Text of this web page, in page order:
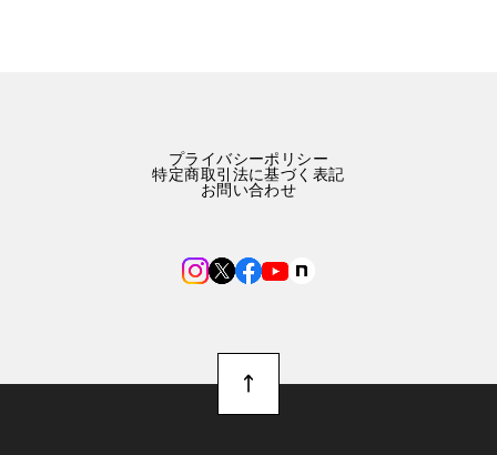
プライバシーポリシー
特定商取引法に基づく表記
お問い合わせ